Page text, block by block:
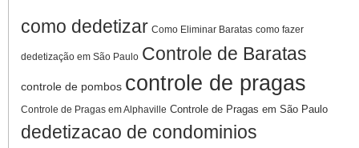
como dedetizar Como Eliminar Baratas como fazer
dedetização em São Paulo Controle de Baratas
controle de pombos controle de pragas
Controle de Pragas em Alphaville Controle de Pragas em São Paulo
dedetizacao de condominios